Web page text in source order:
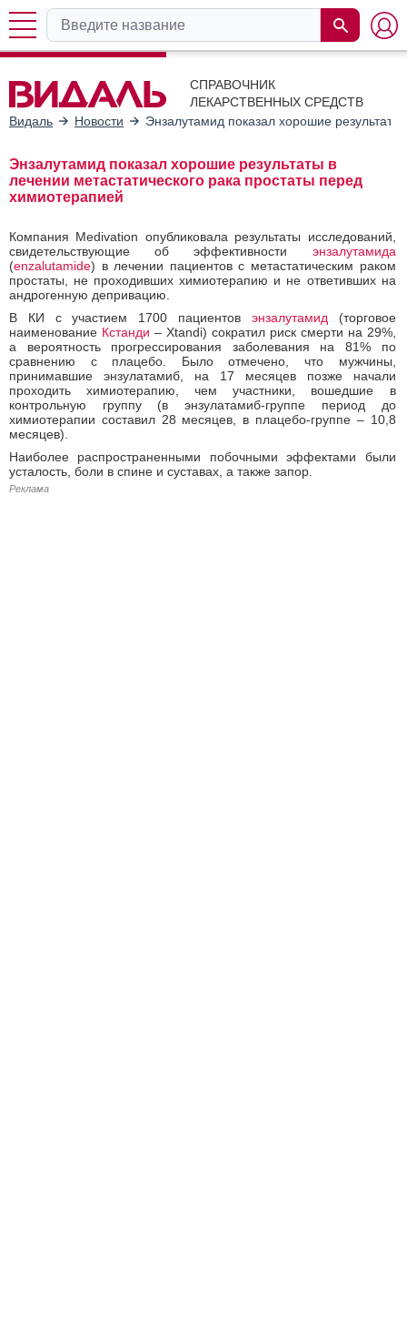
СПРАВОЧНИК
ЛЕКАРСТВЕННЫХ СРЕДСТВ
Видаль
Новости Энзалутамид показал хорошие
Энзалутамид показал хорошие результаты в
лечении метастатического рака простаты перед
химиотерапией
Компания Medivation опубликовала результаты исследований,
свидетельствующие об эффективности энзалутамида
(enzalutamide) в лечении пациентов с метастатическим раком
простаты, не проходивших химиотерапию и не ответивших на
андрогенную депривацию.
В КИ с участием 1700 пациентов энзалутамид (торговое
наименование Кстанди – Xtandi) сократил риск смерти на 29%,
а вероятность прогрессирования заболевания на 81% по
сравнению с плацебо. Было отмечено, что мужчины,
принимавшие энзулатамиб, на 17 месяцев позже начали
проходить химиотерапию, чем участники, вошедшие в
контрольную группу (в энзулатамиб-группе период до
химиотерапии составил 28 месяцев, в плацебо-группе – 10,8
месяцев).
Наиболее распространенными побочными эффектами были
усталость, боли в спине и суставах, а также запор.
Реклама